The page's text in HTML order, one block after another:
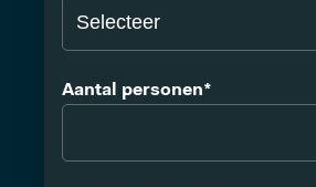
Aantal personen*